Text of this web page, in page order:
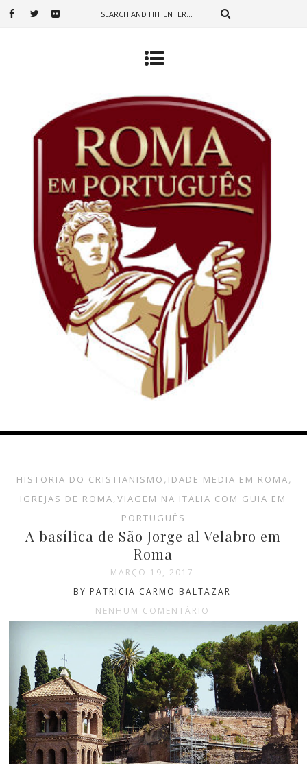
HISTORIA DO CRISTIANISMO , IDADE MEDIA EM ROMA,
IGREJAS DE ROMA,VIAGEM NA ITALIA COM GUIA EM
PORTUGUÊS
A basílica de São Jorge al Velabro em
Roma
MARÇO 19, 2017
BY PATRICIA CARMO BALTAZAR
NENHUM COMENTÁRIO